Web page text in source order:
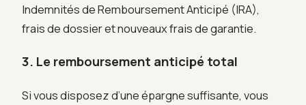
Indemnités de Remboursement Anticipé (IRA),
frais de dossier et nouveaux frais de garantie.
3. Le remboursement anticipé total
Si vous disposez d’une épargne suffisante, vous